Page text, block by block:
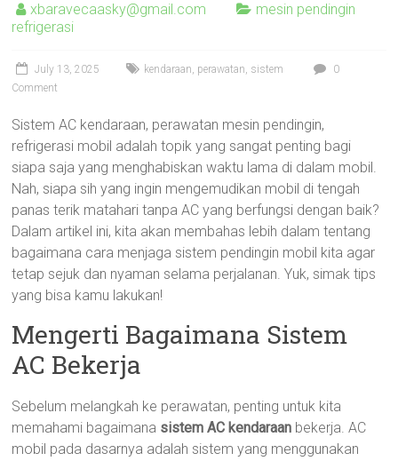
xbaravecaasky@gmail.com
mesin pendingin
refrigerasi
July 13, 2025 kendaraan, perawatan, sistem
0
Comment
Sistem AC kendaraan, perawatan mesin pendingin,
refrigerasi mobil adalah topik yang sangat penting bagi
siapa saja yang menghabiskan waktu lama di dalam mobil.
Nah, siapa sih yang ingin mengemudikan mobil di tengah
panas terik matahari tanpa AC yang berfungsi dengan baik?
Dalam artikel ini, kita akan membahas lebih dalam tentang
bagaimana cara menjaga sistem pendingin mobil kita agar
tetap sejuk dan nyaman selama perjalanan. Yuk, simak tips
yang bisa kamu lakukan!
Mengerti Bagaimana Sistem
AC Bekerja
Sebelum melangkah ke perawatan, penting untuk kita
memahami bagaimana sistem AC kendaraan bekerja. AC
mobil pada dasarnya adalah sistem yang menggunakan